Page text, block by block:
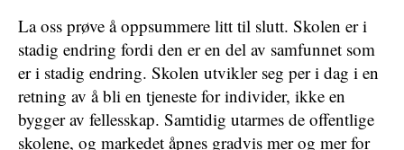
La oss prøve å oppsummere litt til slutt. Skolen er i
stadig endring fordi den er en del av samfunnet som
er i stadig endring. Skolen utvikler seg per i dag i en
retning av å bli en tjeneste for individer, ikke en
bygger av fellesskap. Samtidig utarmes de offentlige
skolene, og markedet åpnes gradvis mer og mer for